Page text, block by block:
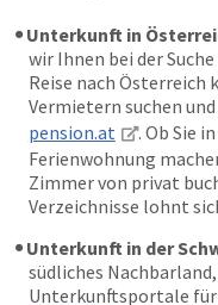
Unterkunft in
wir Ihnen bei der
Reise nach Österreich
Vermietern suchen
pension.at
. Ob Sie
Ferienwohnung
Zimmer von privat
Verzeichnisse lohnt
Unterkunft in der
südliches
Unterkunftsportale